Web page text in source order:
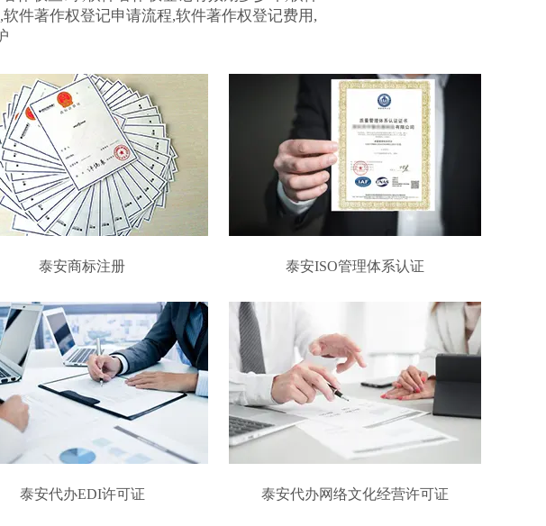
件著作权登记申请流程,软件著作权登记费用,
泰安商标注册 泰安ISO管理体系认证
泰安代办EDI许可证 泰安代办网络文化经营许可证